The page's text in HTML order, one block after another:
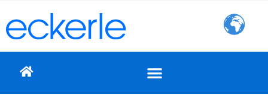
Inhalt
springen